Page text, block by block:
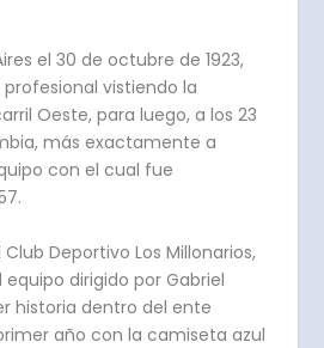
el 30 de octubre de 1923,
vistiendo la
Oeste, para luego, a los 23
más exactamente a
con el cual fue
Club Deportivo Los Millonarios,
dirigido por Gabriel
historia dentro del ente
año con la camiseta azul